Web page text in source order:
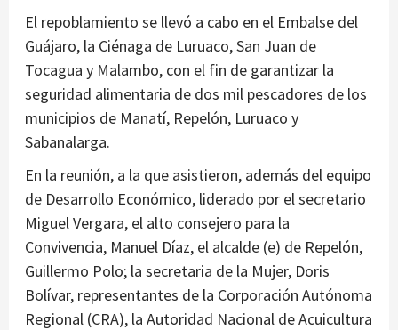
El repoblamiento se llevó a cabo en el Embalse del
Guájaro, la Ciénaga de Luruaco, San Juan de
Tocagua y Malambo, con el fin de garantizar la
seguridad alimentaria de dos mil pescadores de los
municipios de Manatí, Repelón, Luruaco y
Sabanalarga.
En la reunión, a la que asistieron, además del equipo
de Desarrollo Económico, liderado por el secretario
Miguel Vergara, el alto consejero para la
Convivencia, Manuel Díaz, el alcalde (e) de Repelón,
Guillermo Polo; la secretaria de la Mujer, Doris
Bolívar, representantes de la Corporación Autónoma
Regional (CRA), la Autoridad Nacional de Acuicultura